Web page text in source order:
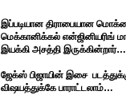
இப்படியான திராபையான
மெக்கானிக்கல் என்ஜினியரிங்
இயக்கி அசத்தி இருக்கின்றார்…
ஜேக்ஸ் பிஜாயின் இசை
விஷயத்துக்கே பாராட்டலாம்…